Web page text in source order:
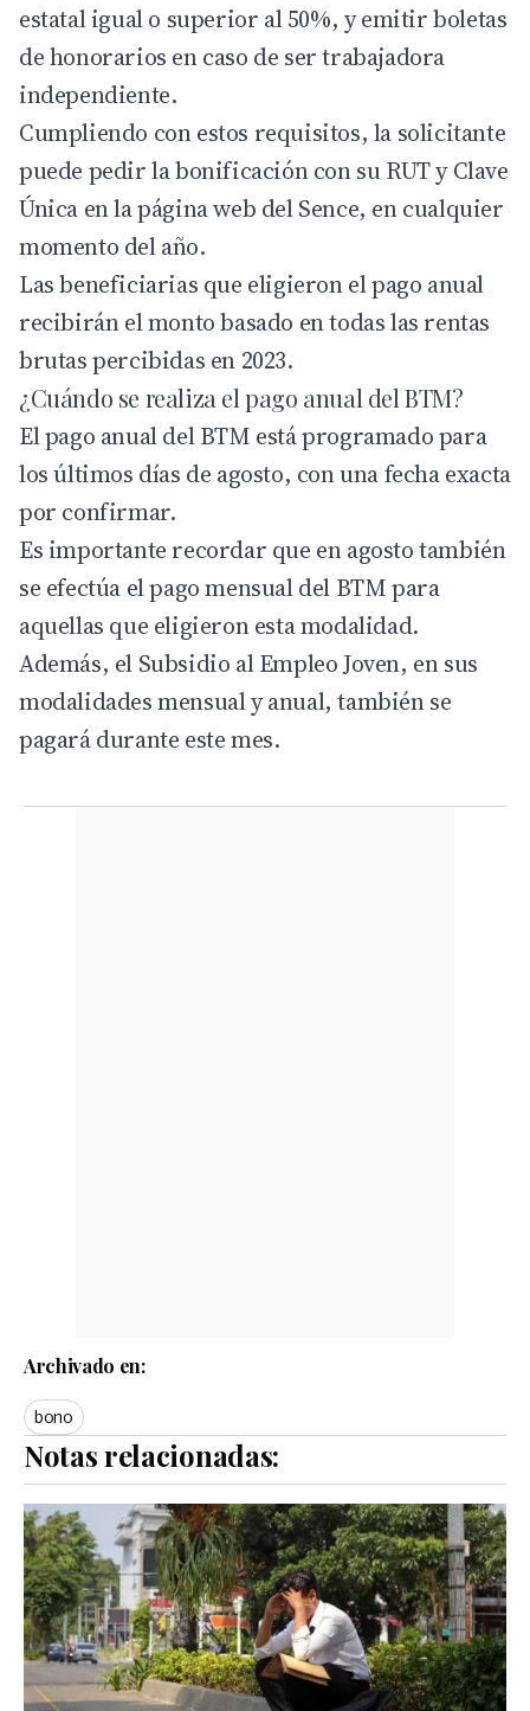
estatal igual o superior al 50%, y emitir boletas
de honorarios en caso de ser trabajadora
independiente.
Cumpliendo con estos requisitos, la solicitante
puede pedir la bonificación con su RUT y Clave
Única en la página web del Sence, en cualquier
momento del año.
Las beneficiarias que eligieron el pago anual
recibirán el monto basado en todas las rentas
brutas percibidas en 2023.
¿Cuándo se realiza el pago anual del BTM?
El pago anual del BTM está programado para
los últimos días de agosto, con una fecha exacta
por confirmar.
Es importante recordar que en agosto también
se efectúa el pago mensual del BTM para
aquellas que eligieron esta modalidad.
Además, el Subsidio al Empleo Joven, en sus
modalidades mensual y anual, también se
pagará durante este mes.
Archivado en:
bono
Notas relacionadas: